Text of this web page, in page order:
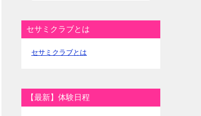
セサミクラブとは
セサミクラブとは
【最新】体験日程